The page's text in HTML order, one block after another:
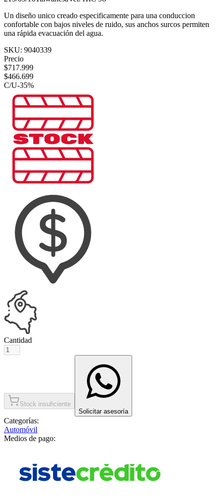
Un diseño unico creado especificamente para una conduccion
confortable con bajos niveles de ruido, sus anchos surcos permiten
una rápida evacuación del agua.
SKU: 9040339
Precio
$717.999
$466.699
C/U-35%
Cantidad
Stock insuficiente
Solicitar asesoría
Categorías:
Automóvil
Medios de pago: